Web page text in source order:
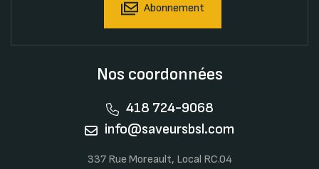
Abonnement
Nos coordonnées
418 724-9068
info@saveursbsl.com
337 Rue Moreault, Local RC.04